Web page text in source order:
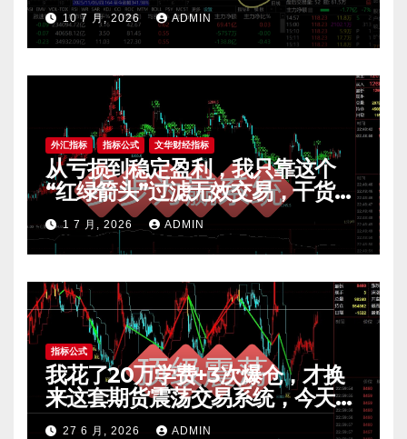
10 7 月, 2026 ADMIN
外汇指标 指标公式 文华财经指标
从亏损到稳定盈利，我只靠这个
“红绿箭头”过滤无效交易，干货全
公开 mt4指标
1 7 月, 2026 ADMIN
指标公式
我花了20万学费+3次爆仓，才换
来这套期货震荡交易系统，今天免
费公开核心逻辑
27 6 月, 2026 ADMIN